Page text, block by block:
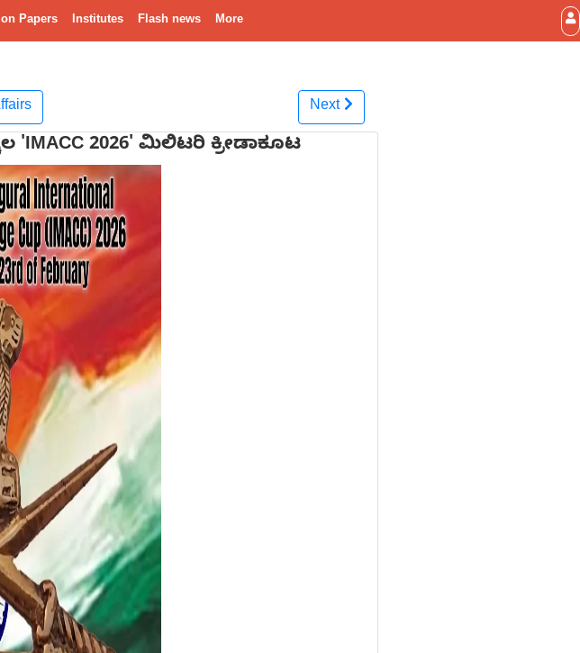
Papers Institutes Flash news More
Next
'IMACC 2026' ಮಿಲಿಟರಿ ಕ್ರೀಡಾಕೂಟ